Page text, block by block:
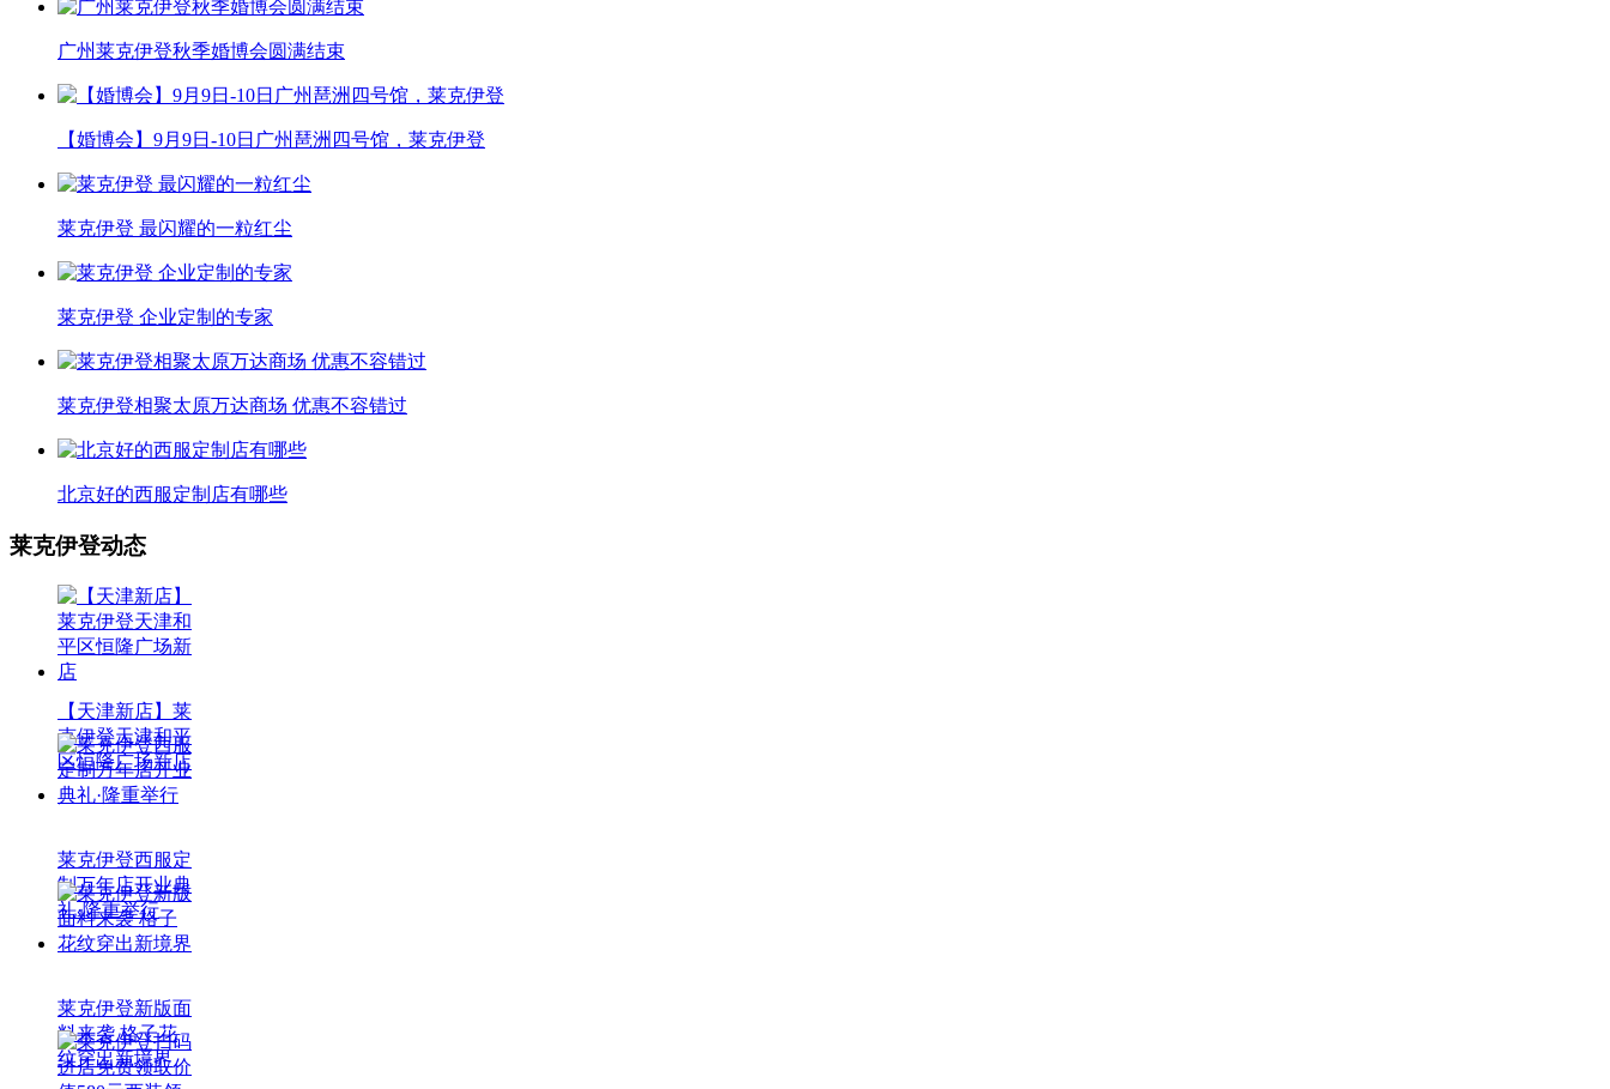
广州莱克伊登秋季婚博会圆满结束
【婚博会】9月9日-10日广州琶洲四号馆，莱克伊登
莱克伊登 最闪耀的一粒红尘
莱克伊登 企业定制的专家
莱克伊登相聚太原万达商场 优惠不容错过
北京好的西服定制店有哪些
莱克伊登动态
【天津新店】莱
克伊登天津和平
区恒隆广场新店
莱克伊登西服定
制万年店开业典
礼·隆重举行
莱克伊登新版面
料来袭 格子花
纹穿出新境界